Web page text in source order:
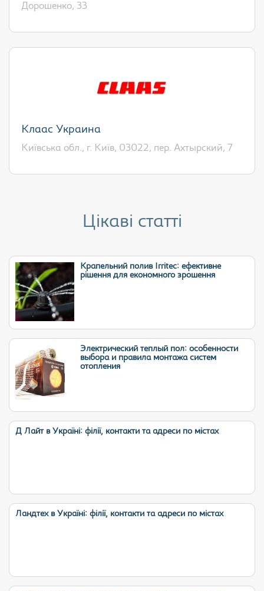
Дорошенко, 33
Клаас Украина
Київська обл., г. Київ, 03022, пер. Ахтырский, 7
Цікаві статті
Крапельний полив Irritec: ефективне
рішення для економного зрошення
Электрический теплый пол: особенности
выбора и правила монтажа систем
отопления
Д Лайт в Україні: філії, контакти та адреси по містах
Ландтех в Україні: філії, контакти та адреси по містах